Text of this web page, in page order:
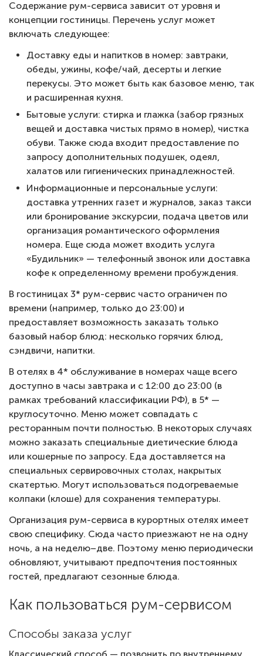
Содержание рум-сервиса зависит от уровня и
концепции гостиницы. Перечень услуг может
включать следующее:
Доставку еды и напитков в номер: завтраки,
обеды, ужины, кофе/чай, десерты и легкие
перекусы. Это может быть как базовое меню, так
и расширенная кухня.
Бытовые услуги: стирка и глажка (забор грязных
вещей и доставка чистых прямо в номер), чистка
обуви. Также сюда входит предоставление по
запросу дополнительных подушек, одеял,
халатов или гигиенических принадлежностей.
Информационные и персональные услуги:
доставка утренних газет и журналов, заказ такси
или бронирование экскурсии, подача цветов или
организация романтического оформления
номера. Еще сюда может входить услуга
«Будильник» — телефонный звонок или доставка
кофе к определенному времени пробуждения.
В гостиницах 3* рум-сервис часто ограничен по
времени (например, только до 23:00) и
предоставляет возможность заказать только
базовый набор блюд: несколько горячих блюд,
сэндвичи, напитки.
В отелях в 4* обслуживание в номерах чаще всего
доступно в часы завтрака и с 12:00 до 23:00 (в
рамках требований классификации РФ), в 5* —
круглосуточно. Меню может совпадать с
ресторанным почти полностью. В некоторых случаях
можно заказать специальные диетические блюда
или кошерные по запросу. Еда доставляется на
специальных сервировочных столах, накрытых
скатертью. Могут использоваться подогреваемые
колпаки (клоше) для сохранения температуры.
Организация рум-сервиса в курортных отелях имеет
свою специфику. Сюда часто приезжают не на одну
ночь, а на неделю–две. Поэтому меню периодически
обновляют, учитывают предпочтения постоянных
гостей, предлагают сезонные блюда.
Как пользоваться рум-сервисом
Способы заказа услуг